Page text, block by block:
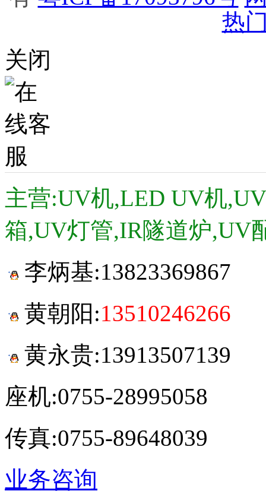
热
关闭
主营:UV机,LED UV机
箱,UV灯管,IR隧道炉,UV
李炳基:13823369867
黄朝阳:13510246266
黄永贵:13913507139
座机:0755-28995058
传真:0755-89648039
业务咨询